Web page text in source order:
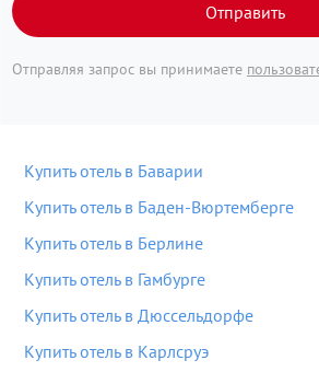
Отправить
Отправляя запрос вы принимаете
Купить отель в Баварии
Купить отель в Баден-Вюртемберге
Купить отель в Берлине
Купить отель в Гамбурге
Купить отель в Дюссельдорфе
Купить отель в Карлсруэ